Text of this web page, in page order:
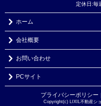
定休日:毎
ホーム
会社概要
お問い合わせ
PCサイト
プライバシーポリシー
Copyright(c) LIXIL不動産シ